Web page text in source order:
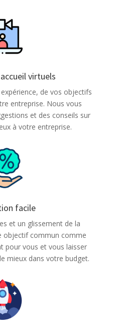
virtuels
de vos objectifs
entreprise. Nous vous
et des conseils sur
à votre entreprise.
facile
et un glissement de la
objectif commun comme
pour vous et vous laisser
mieux dans votre budget.